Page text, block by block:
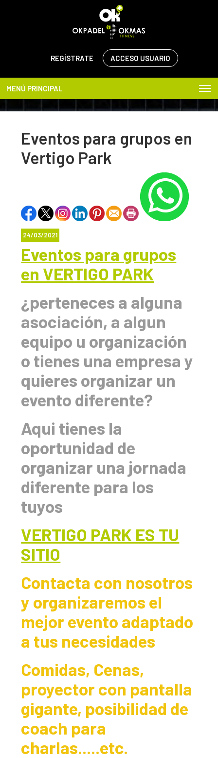
REGÍSTRATE ACCESO USUARIO
MENÚ PRINCIPAL
Eventos para grupos en
Vertigo Park
24/03/2021
Eventos para grupos
en VERTIGO PARK
¿perteneces a alguna
asociación, a algun
equipo u organización
o tienes una empresa y
quieres organizar un
evento diferente?
Aqui tienes la
oportunidad de
organizar una jornada
diferente para los
tuyos
VERTIGO PARK ES TU
SITIO
Contacta con nosotros
y organizaremos el
mejor evento adaptado
a tus necesidades
Comidas, Cenas,
proyector con pantalla
gigante, posibilidad de
coach para
charlas.....etc.